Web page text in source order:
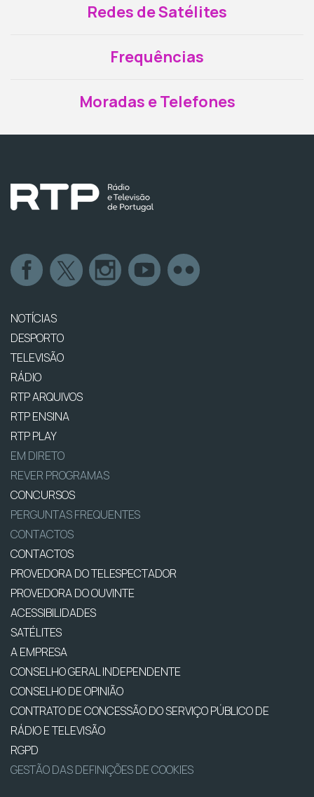
Redes de Satélites
Frequências
Moradas e Telefones
NOTÍCIAS
DESPORTO
TELEVISÃO
RÁDIO
RTP ARQUIVOS
RTP ENSINA
RTP PLAY
EM DIRETO
REVER PROGRAMAS
CONCURSOS
PERGUNTAS FREQUENTES
CONTACTOS
CONTACTOS
PROVEDORA DO TELESPECTADOR
PROVEDORA DO OUVINTE
ACESSIBILIDADES
SATÉLITES
A EMPRESA
CONSELHO GERAL INDEPENDENTE
CONSELHO DE OPINIÃO
CONTRATO DE CONCESSÃO DO SERVIÇO PÚBLICO DE
RÁDIO E TELEVISÃO
RGPD
GESTÃO DAS DEFINIÇÕES DE COOKIES